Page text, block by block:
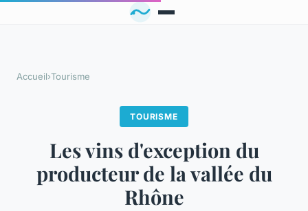
Accueil›Tourisme
TOURISME
Les vins d'exception du
producteur de la vallée du
Rhône